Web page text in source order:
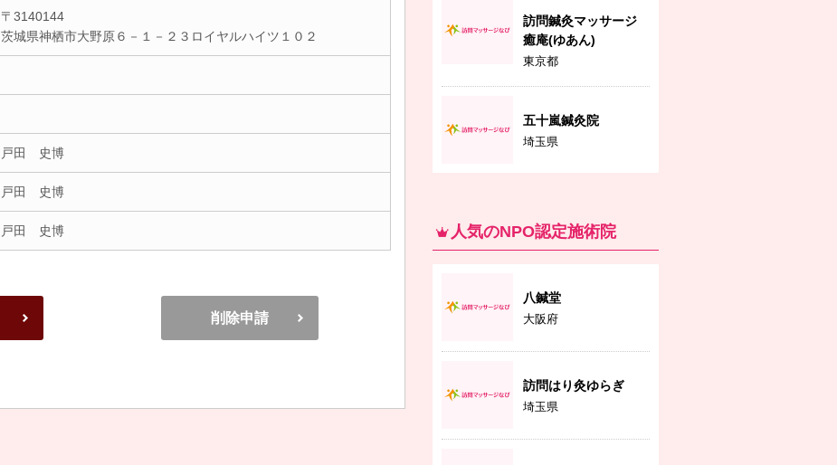
〒3140144
茨城県神栖市大野原６－１－２３ロイヤルハイツ１０２
戸田 史博
戸田 史博
戸田 史博
削除申請
訪問鍼灸マッサージ
癒庵(ゆあん)
東京都
五十嵐鍼灸院
埼玉県
人気のNPO認定施術院
八鍼堂
大阪府
訪問はり灸ゆらぎ
埼玉県